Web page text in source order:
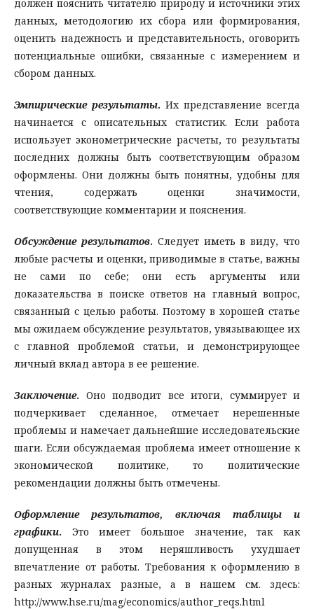
должен пояснить читателю природу и источники этих
данных, методологию их сбора или формирования,
оценить надежность и представительность, оговорить
потенциальные ошибки, связанные с измерением и
сбором данных.
Эмпирические результаты. Их представление всегда
начинается с описательных статистик. Если работа
использует эконометрические расчеты, то результаты
последних должны быть соответствующим образом
оформлены. Они должны быть понятны, удобны для
чтения, содержать оценки значимости,
соответствующие комментарии и пояснения.
Обсуждение результатов. Следует иметь в виду, что
любые расчеты и оценки, приводимые в статье, важны
не сами по себе; они есть аргументы или
доказательства в поиске ответов на главный вопрос,
связанный с целью работы. Поэтому в хорошей статье
мы ожидаем обсуждение результатов, увязывающее их
с главной проблемой статьи, и демонстрирующее
личный вклад автора в ее решение.
Заключение. Оно подводит все итоги, суммирует и
подчеркивает сделанное, отмечает нерешенные
проблемы и намечает дальнейшие исследовательские
шаги. Если обсуждаемая проблема имеет отношение к
экономической политике, то политические
рекомендации должны быть отмечены.
Оформление результатов, включая таблицы и
графики. Это имеет большое значение, так как
допущенная в этом неряшливость ухудшает
впечатление от работы. Требования к оформлению в
разных журналах разные, а в нашем см. здесь:
http://www.hse.ru/mag/economics/author_reqs.html